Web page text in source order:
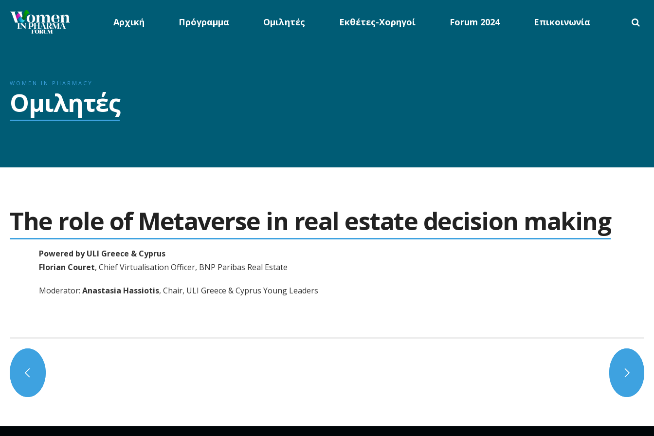
Αρχική Πρόγραμμα Ομιλητές Εκθέτες-Χορηγοί Forum 2024 Επικοινωνία
WOMEN IN PHARMACY
Ομιλητές
The role of Metaverse in real estate decision making
Powered by ULI Greece & Cyprus
Florian Couret, Chief Virtualisation Officer, BNP Paribas Real Estate
Moderator: Anastasia Hassiotis, Chair, ULI Greece & Cyprus Young Leaders